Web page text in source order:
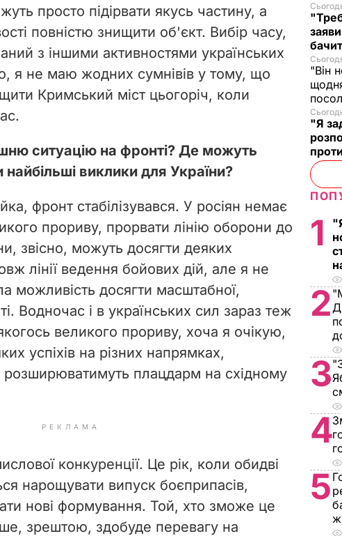
просто підірвати якусь частину, а
повністю знищити об'єкт. Вибір часу,
з іншими активностями українських
я не маю жодних сумнівів у тому, що
Кримський міст цьогоріч, коли
ситуацію на фронті? Де можуть
найбільші виклики для України?
фронт стабілізувався. У росіян немає
прориву, прорвати лінію оборони до
звісно, можуть досягти деяких
лінії ведення бойових дій, але я не
можливість досягти масштабної,
Водночас і в українських сил зараз теж
великого прориву, хоча я очікую,
успіхів на різних напрямках,
розширюватимуть плацдарм на східному
РЕКЛАМА
конкуренції. Це рік, коли обидві
нарощувати випуск боєприпасів,
нові формування. Той, хто зможе це
зрештою, здобуде перевагу на
"Він
"Я
1
2
3
4
5